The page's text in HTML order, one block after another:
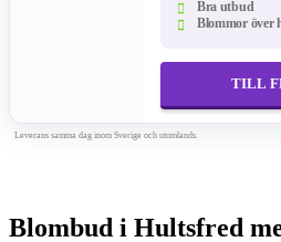
Bra utbud
Blommor över
TILL
Leverans samma dag inom Sverige och utomlands.
Blombud i Hultsfred